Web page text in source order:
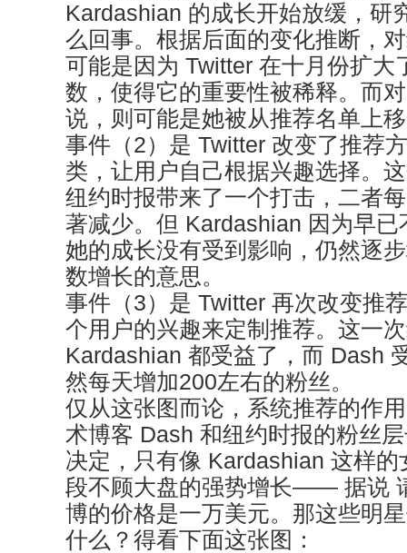
Kardashian 的成长开始放缓，研
么回事。根据后面的变化推断，
可能是因为 Twitter 在十月份扩大
数，使得它的重要性被稀释。而
说，则可能是她被从推荐名单上
事件（2）是 Twitter 改变了推荐
类，让用户自己根据兴趣选择。
纽约时报带来了一个打击，二者
著减少。但 Kardashian 因为早已
她的成长没有受到影响，仍然逐
数增长的意思。
事件（3）是 Twitter 再次改变推
个用户的兴趣来定制推荐。这一
Kardashian 都受益了，而 Dash
然每天增加200左右的粉丝。
仅从这张图而论，系统推荐的作
术博客 Dash 和纽约时报的粉丝
决定，只有像 Kardashian 这样的
段不顾大盘的强势增长—— 据说
博的价格是一万美元。那这些明
什么？得看下面这张图：